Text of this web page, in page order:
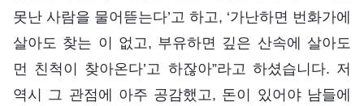
못난 사람을 물어뜯는다’고 하고, ‘가난하면 번화가에
살아도 찾는 이 없고, 부유하면 깊은 산속에 살아도
먼 친척이 찾아온다’고 하잖아”라고 하셨습니다. 저
역시 그 관점에 아주 공감했고, 돈이 있어야 남들에